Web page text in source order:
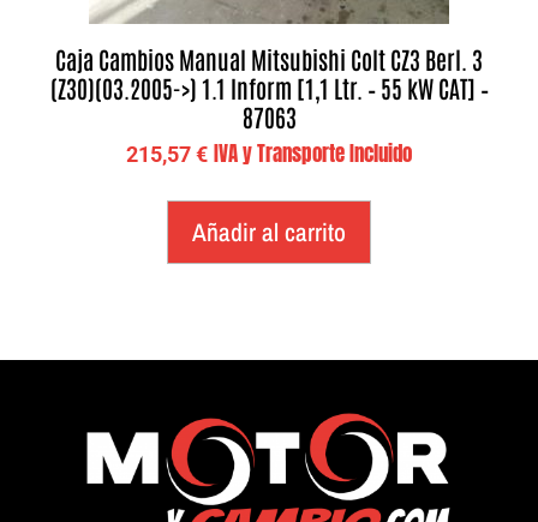
Caja Cambios Manual Mitsubishi Colt CZ3 Berl. 3
(Z30)(03.2005->) 1.1 Inform [1,1 Ltr. – 55 kW CAT] –
87063
215,57€ IVA y Transporte Incluido
Añadir al carrito